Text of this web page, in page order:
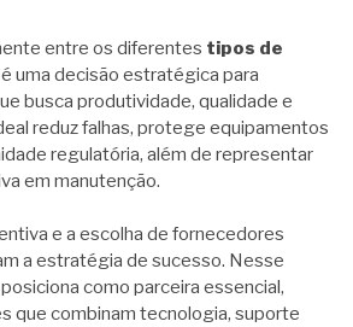
entre os diferentes tipos de
é uma decisão estratégica para
busca produtividade, qualidade e
reduz falhas, protege equipamentos
regulatória, além de representar
em manutenção.
e a escolha de fornecedores
a estratégia de sucesso. Nesse
como parceira essencial,
que combinam tecnologia, suporte